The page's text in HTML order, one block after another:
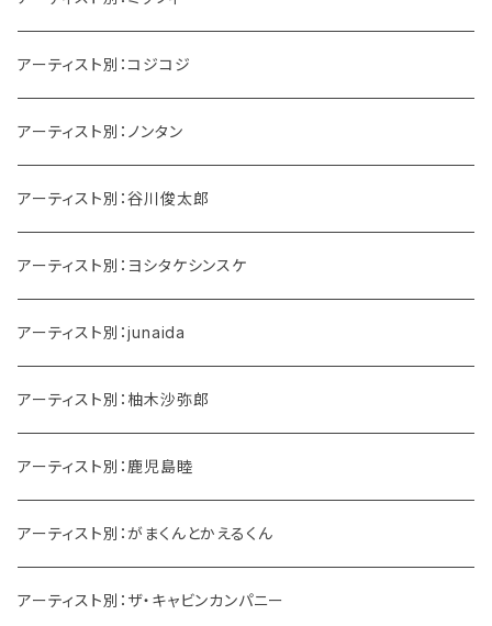
アーティスト別：コジコジ
アーティスト別：ノンタン
アーティスト別：谷川俊太郎
アーティスト別：ヨシタケシンスケ
アーティスト別：junaida
アーティスト別：柚木沙弥郎
アーティスト別：鹿児島睦
アーティスト別：がまくんとかえるくん
アーティスト別：ザ・キャビンカンパニー